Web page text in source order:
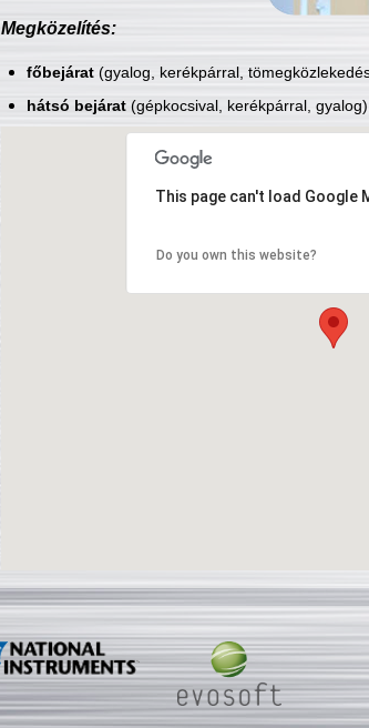
Megközelítés:
főbejárat(gyalog, kerékpárral,
hátsó bejárat(gépkocsival, kerékpárral,
This page can't load Google
Do you own this website?